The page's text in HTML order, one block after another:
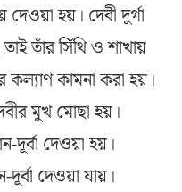
হয়। দেবী দুর্গা
তাঁর সিঁথি ও শাখায়
কল্যাণ কামনা করা হয়।
মুখ মোছা হয়।
দূর্বা দেওয়া হয়।
দূর্বা দেওয়া যায়।